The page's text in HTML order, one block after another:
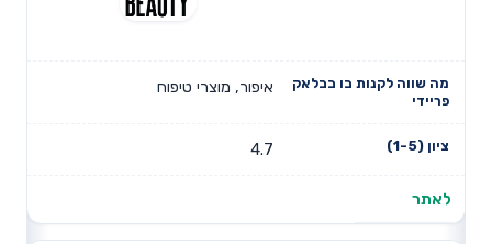
איפור, מוצרי טיפוח
4.7
לאתר